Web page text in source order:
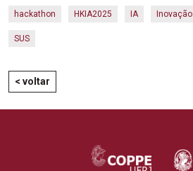
hackathon HKIA2025 IA Inovação
SUS
< voltar